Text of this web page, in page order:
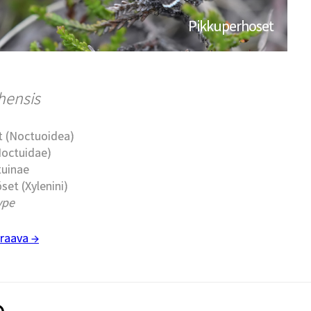
Pikkuperhoset
(Noctuoidea)
(Xylenini)
→